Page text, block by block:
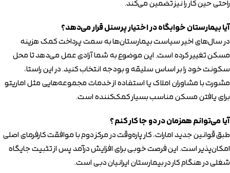
راحتی حین کار را نیز تضمین می‌کند.
آیا بیمارستان خوابگاه در اختیار پرسنل قرار می‌دهد؟
در سال‌های اخیر سیاست بیمارستان‌ها به سمت پرداخت کمک هزینه
مسکن تغییر کرده است. این موضوع به شما آزادی عمل می‌دهد تا محل
سکونت خود را بر اساس سلیقه و بودجه انتخاب کنید. در این راستا،
مشورت با مشاوران املاک یا استفاده از خدمات مجموعه‌هایی مثل اماریتو
برای یافتن مسکن مناسب بسیار کمک‌کننده است.
آیا می‌توانم همزمان در دو جا کار کنم؟
طبق قوانین جدید امارات، کار پاره‌وقت در مرکز دوم با موافقت کارفرمای اصلی
امکان‌پذیر است. این فرصت خوبی برای افزایش درآمد پس از تثبیت جایگاه
شغلی در هنگام کار در بیمارستان ایرانیان دبی است.